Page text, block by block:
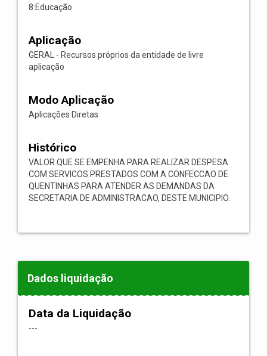
8:Educação
Aplicação
GERAL - Recursos próprios da entidade de livre
aplicação
Modo Aplicação
Aplicações Diretas
Histórico
VALOR QUE SE EMPENHA PARA REALIZAR DESPESA
COM SERVICOS PRESTADOS COM A CONFECCAO DE
QUENTINHAS PARA ATENDER AS DEMANDAS DA
SECRETARIA DE ADMINISTRACAO, DESTE MUNICIPIO.
Dados liquidação
Data da Liquidação
---